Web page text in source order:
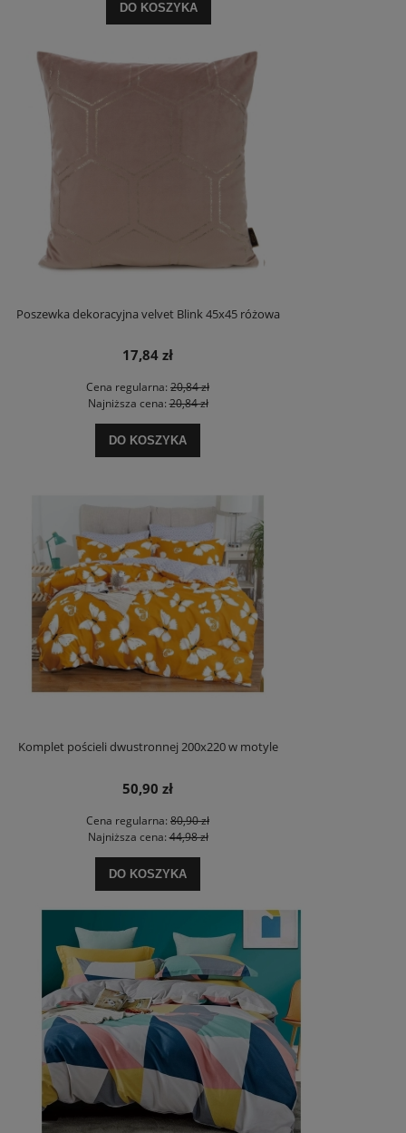
DO KOSZYKA
Poszewka dekoracyjna velvet Blink 45x45 różowa
17,84 zł
Cena regularna: 20,84 zł
Najniższa cena:20,84 zł
DO KOSZYKA
Komplet pościeli dwustronnej 200x220 w motyle
50,90 zł
Cena regularna: 80,90 zł
Najniższa cena:44,98 zł
DO KOSZYKA